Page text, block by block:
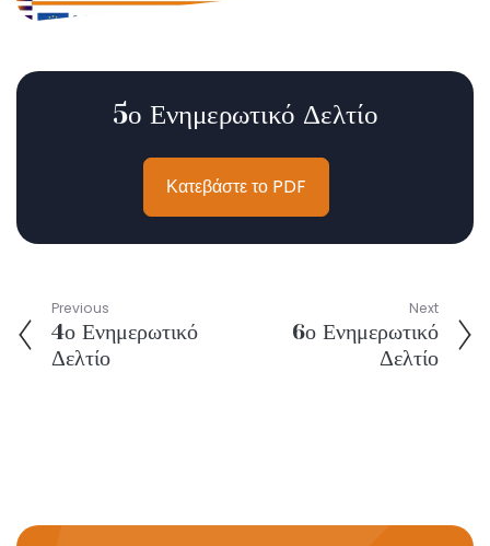
5ο Ενημερωτικό Δελτίο
Κατεβάστε το PDF
Previous
4ο Ενημερωτικό
Δελτίο
Next
6ο Ενημερωτικό
Δελτίο